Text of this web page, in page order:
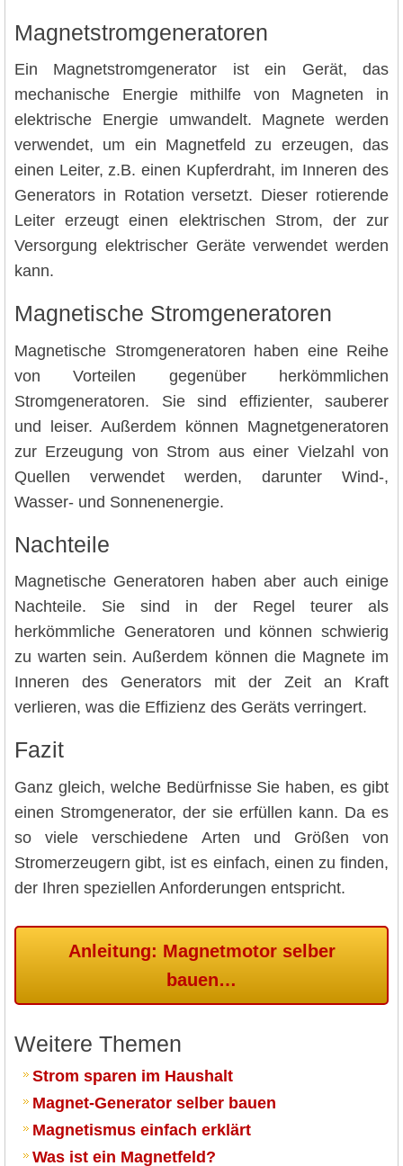
Magnetstromgeneratoren
Ein Magnetstromgenerator ist ein Gerät, das
mechanische Energie mithilfe von Magneten in
elektrische Energie umwandelt. Magnete werden
verwendet, um ein Magnetfeld zu erzeugen, das
einen Leiter, z.B. einen Kupferdraht, im Inneren des
Generators in Rotation versetzt. Dieser rotierende
Leiter erzeugt einen elektrischen Strom, der zur
Versorgung elektrischer Geräte verwendet werden
kann.
Magnetische Stromgeneratoren
Magnetische Stromgeneratoren haben eine Reihe
von Vorteilen gegenüber herkömmlichen
Stromgeneratoren. Sie sind effizienter, sauberer
und leiser. Außerdem können Magnetgeneratoren
zur Erzeugung von Strom aus einer Vielzahl von
Quellen verwendet werden, darunter Wind-,
Wasser- und Sonnenenergie.
Nachteile
Magnetische Generatoren haben aber auch einige
Nachteile. Sie sind in der Regel teurer als
herkömmliche Generatoren und können schwierig
zu warten sein. Außerdem können die Magnete im
Inneren des Generators mit der Zeit an Kraft
verlieren, was die Effizienz des Geräts verringert.
Fazit
Ganz gleich, welche Bedürfnisse Sie haben, es gibt
einen Stromgenerator, der sie erfüllen kann. Da es
so viele verschiedene Arten und Größen von
Stromerzeugern gibt, ist es einfach, einen zu finden,
der Ihren speziellen Anforderungen entspricht.
Anleitung: Magnetmotor selber
bauen…
Weitere Themen
Strom sparen im Haushalt
Magnet-Generator selber bauen
Magnetismus einfach erklärt
Was ist ein Magnetfeld?